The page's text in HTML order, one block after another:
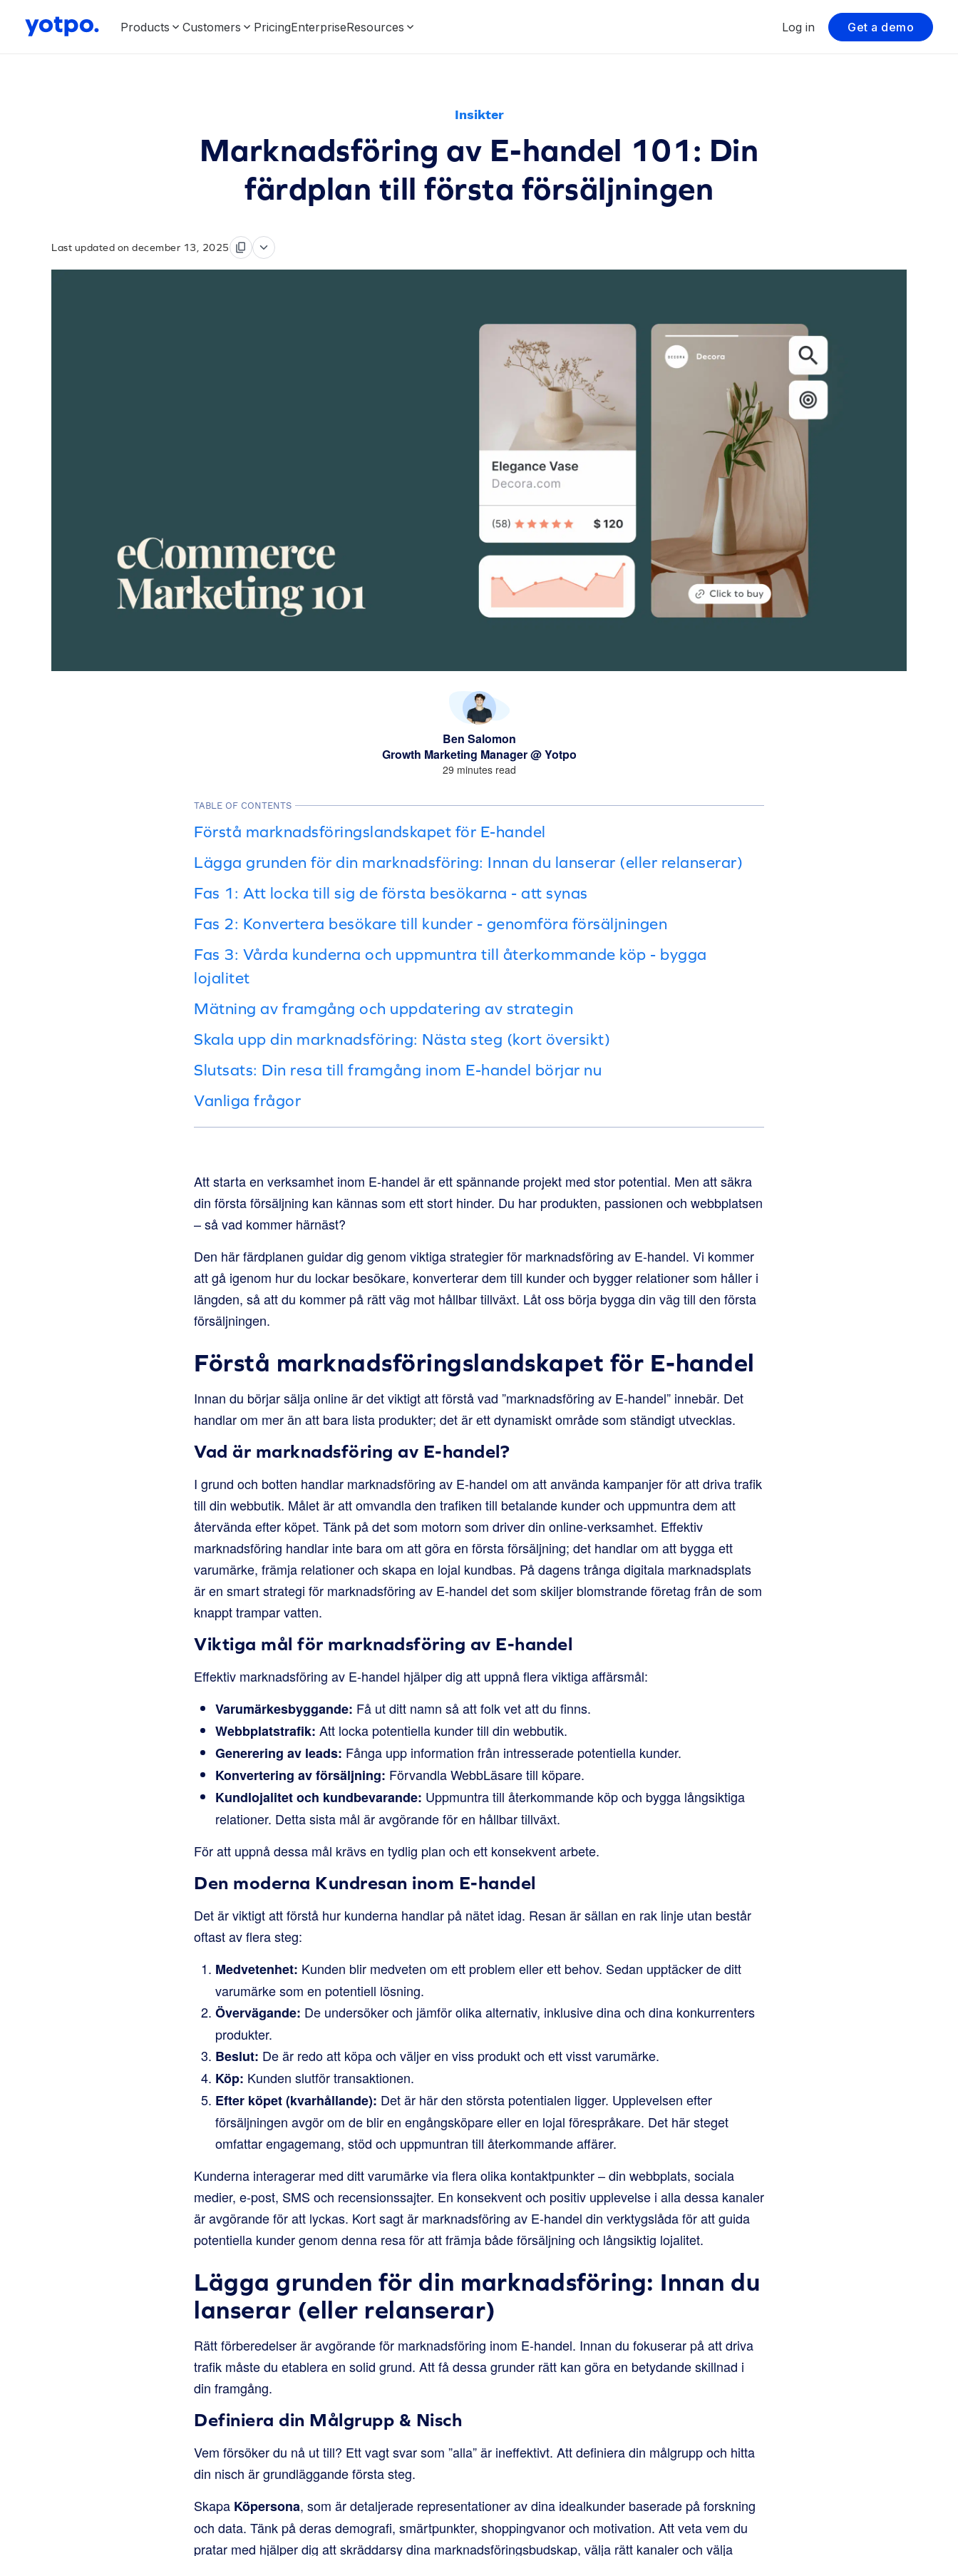
Products Customers PricingEnterpriseResources Log in Get a demo
Insikter
Marknadsföring av E-handel 101: Din
färdplan till första försäljningen
Last updated on december 13, 2025
Ben Salomon
Growth Marketing Manager @ Yotpo
29 minutes read
TABLE OF CONTENTS
Förstå marknadsföringslandskapet för E-handel
Lägga grunden för din marknadsföring: Innan du lanserar (eller relanserar)
Fas 1: Att locka till sig de första besökarna - att synas
Fas 2: Konvertera besökare till kunder - genomföra försäljningen
Fas 3: Vårda kunderna och uppmuntra till återkommande köp - bygga
lojalitet
Mätning av framgång och uppdatering av strategin
Skala upp din marknadsföring: Nästa steg (kort översikt)
Slutsats: Din resa till framgång inom E-handel börjar nu
Vanliga frågor
Att starta en verksamhet inom E-handel är ett spännande projekt med stor potential. Men att säkra
din första försäljning kan kännas som ett stort hinder. Du har produkten, passionen och webbplatsen
– så vad kommer härnäst?
Den här färdplanen guidar dig genom viktiga strategier för marknadsföring av E-handel. Vi kommer
att gå igenom hur du lockar besökare, konverterar dem till kunder och bygger relationer som håller i
längden, så att du kommer på rätt väg mot hållbar tillväxt. Låt oss börja bygga din väg till den första
försäljningen.
Förstå marknadsföringslandskapet för E-handel
Innan du börjar sälja online är det viktigt att förstå vad ”marknadsföring av E-handel” innebär. Det
handlar om mer än att bara lista produkter; det är ett dynamiskt område som ständigt utvecklas.
Vad är marknadsföring av E-handel?
I grund och botten handlar marknadsföring av E-handel om att använda kampanjer för att driva trafik
till din webbutik. Målet är att omvandla den trafiken till betalande kunder och uppmuntra dem att
återvända efter köpet. Tänk på det som motorn som driver din online-verksamhet. Effektiv
marknadsföring handlar inte bara om att göra en första försäljning; det handlar om att bygga ett
varumärke, främja relationer och skapa en lojal kundbas. På dagens trånga digitala marknadsplats
är en smart strategi för marknadsföring av E-handel det som skiljer blomstrande företag från de som
knappt trampar vatten.
Viktiga mål för marknadsföring av E-handel
Effektiv marknadsföring av E-handel hjälper dig att uppnå flera viktiga affärsmål:
Varumärkesbyggande: Få ut ditt namn så att folk vet att du finns.
Webbplatstrafik: Att locka potentiella kunder till din webbutik.
Generering av leads: Fånga upp information från intresserade potentiella kunder.
Konvertering av försäljning: Förvandla WebbLäsare till köpare.
Kundlojalitet och kundbevarande: Uppmuntra till återkommande köp och bygga långsiktiga
relationer. Detta sista mål är avgörande för en hållbar tillväxt.
För att uppnå dessa mål krävs en tydlig plan och ett konsekvent arbete.
Den moderna Kundresan inom E-handel
Det är viktigt att förstå hur kunderna handlar på nätet idag. Resan är sällan en rak linje utan består
oftast av flera steg:
Medvetenhet: Kunden blir medveten om ett problem eller ett behov. Sedan upptäcker de ditt
varumärke som en potentiell lösning.
Övervägande: De undersöker och jämför olika alternativ, inklusive dina och dina konkurrenters
produkter.
Beslut: De är redo att köpa och väljer en viss produkt och ett visst varumärke.
Köp: Kunden slutför transaktionen.
Efter köpet (kvarhållande): Det är här den största potentialen ligger. Upplevelsen efter
försäljningen avgör om de blir en engångsköpare eller en lojal förespråkare. Det här steget
omfattar engagemang, stöd och uppmuntran till återkommande affärer.
Kunderna interagerar med ditt varumärke via flera olika kontaktpunkter – din webbplats, sociala
medier, e-post, SMS och recensionssajter. En konsekvent och positiv upplevelse i alla dessa kanaler
är avgörande för att lyckas. Kort sagt är marknadsföring av E-handel din verktygslåda för att guida
potentiella kunder genom denna resa för att främja både försäljning och långsiktig lojalitet.
Lägga grunden för din marknadsföring: Innan du
lanserar (eller relanserar)
Rätt förberedelser är avgörande för marknadsföring inom E-handel. Innan du fokuserar på att driva
trafik måste du etablera en solid grund. Att få dessa grunder rätt kan göra en betydande skillnad i
din framgång.
Definiera din Målgrupp & Nisch
Vem försöker du nå ut till? Ett vagt svar som ”alla” är ineffektivt. Att definiera din målgrupp och hitta
din nisch är grundläggande första steg.
Skapa Köpersona, som är detaljerade representationer av dina idealkunder baserade på forskning
och data. Tänk på deras demografi, smärtpunkter, shoppingvanor och motivation. Att veta vem du
pratar med hjälper dig att skräddarsy dina marknadsföringsbudskap, välja rätt kanaler och välja